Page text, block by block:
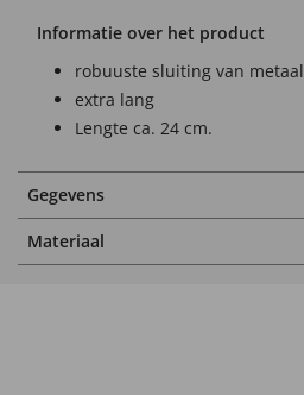
Informatie over het product
robuuste sluiting van metaal
extra lang
Lengte ca. 24 cm.
Gegevens
Materiaal